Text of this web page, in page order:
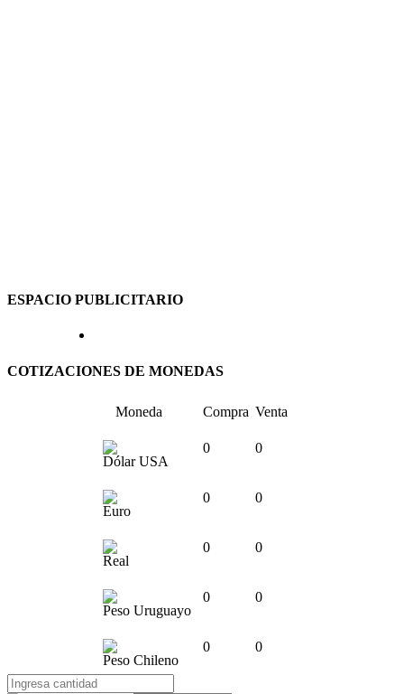
ESPACIO PUBLICITARIO
COTIZACIONES DE MONEDAS
Moneda Compra Venta
Dólar USA
0 0
Euro
0 0
Real
0 0
Peso Uruguayo
0 0
Peso Chileno
0 0